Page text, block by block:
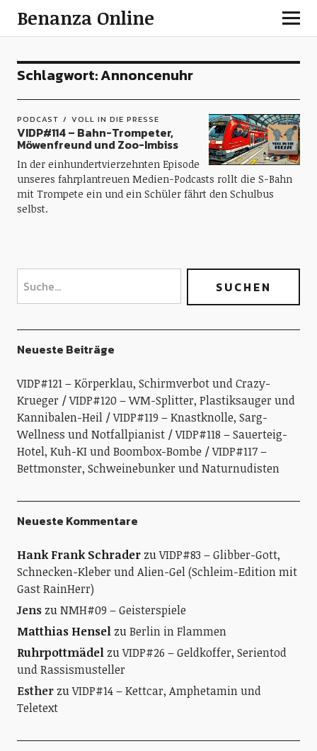
Benanza Online
Schlagwort:Annoncenuhr
PODCAST VOLL IN DIE PRESSE
VIDP#114 – Bahn-Trompeter,
Möwenfreund und Zoo-Imbiss
In der einhundertvierzehnten Episode
unseres fahrplantreuen Medien-Podcasts rollt die S-Bahn
mit Trompete ein und ein Schüler fährt den Schulbus
selbst.
Neueste Beiträge
VIDP#121 – Körperklau, Schirmverbot und Crazy-
Krueger
VIDP#120 – WM-Splitter, Plastiksauger und
Kannibalen-Heil
VIDP#119 – Knastknolle, Sarg-
Wellness und Notfallpianist
VIDP#118 – Sauerteig-
Hotel, Kuh-KI und Boombox-Bombe
VIDP#117 –
Bettmonster, Schweinebunker und Naturnudisten
Neueste Kommentare
Hank Frank SchraderzuVIDP#83 – Glibber-Gott,
Schnecken-Kleber und Alien-Gel (Schleim-Edition mit
Gast RainHerr)
JenszuNMH#09 – Geisterspiele
Matthias HenselzuBerlin in Flammen
RuhrpottmädelzuVIDP#26 – Geldkoffer, Serientod
und Rassismusteller
EstherzuVIDP#14 – Kettcar, Amphetamin und
Teletext